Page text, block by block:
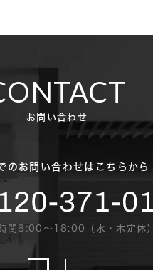
お問い合わせ
のお問い合わせはこちらから
間8:00〜18:00（水・木定休）